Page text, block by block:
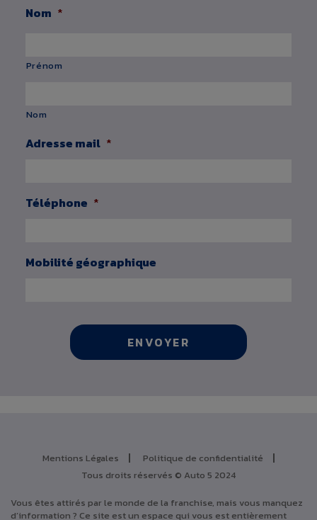
Nom *
Prénom
Nom
Adresse mail *
Téléphone *
Mobilité géographique
Mentions Légales
Politique de confidentialité
Tous droits réservés © Auto 5 2024
Vous êtes attirés par le monde de la franchise, mais vous manquez
d’information ? Ce site est un espace qui vous est entièrement